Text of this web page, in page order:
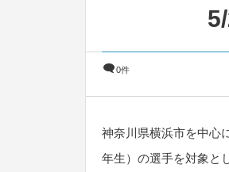
0件
神奈川県横浜市を中心
年生）の選手を対象と